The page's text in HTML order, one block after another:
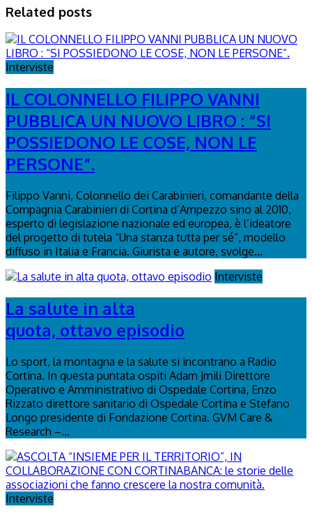
Related posts
Interviste
IL COLONNELLO FILIPPO VANNI
PUBBLICA UN NUOVO LIBRO : “SI
POSSIEDONO LE COSE, NON LE
PERSONE”.
Filippo Vanni, Colonnello dei Carabinieri, comandante della
Compagnia Carabinieri di Cortina d’Ampezzo sino al 2010,
esperto di legislazione nazionale ed europea, è l’ideatore
del progetto di tutela “Una stanza tutta per sé”, modello
diffuso in Italia e Francia. Giurista e autore, svolge...
Interviste
La salute in alta
quota, ottavo episodio
Lo sport, la montagna e la salute si incontrano a Radio
Cortina. In questa puntata ospiti Adam Jmili Direttore
Operativo e Amministrativo di Ospedale Cortina, Enzo
Rizzato direttore sanitario di Ospedale Cortina e Stefano
Longo presidente di Fondazione Cortina. GVM Care &
Research –...
Interviste